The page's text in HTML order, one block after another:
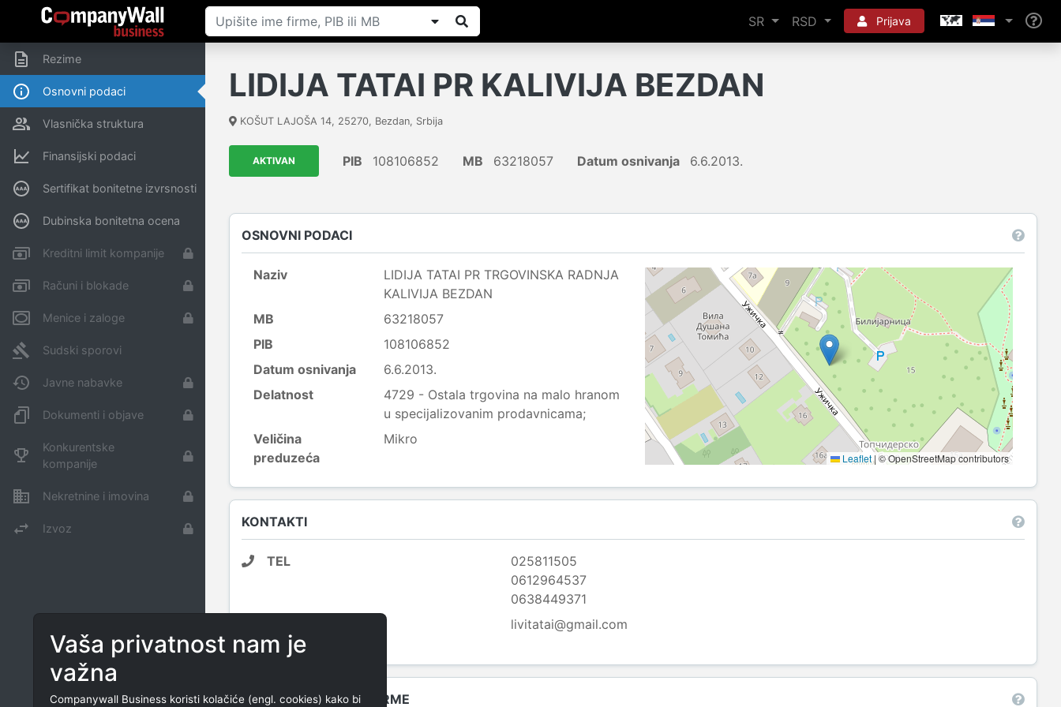
SR RSD Prijava
Rezime
Osnovni podaci
Vlasnička struktura
Finansijski podaci
Sertifikat bonitetne izvrsnosti
Dubinska bonitetna ocena
Kreditni limit kompanije
Računi i blokade
Menice i zaloge
Sudski sporovi
Javne nabavke
Dokumenti i objave
Konkurentske
kompanije
Nekretnine i imovina
Izvoz
LIDIJA TATAI PR KALIVIJA BEZDAN
KOŠUT LAJOŠA 14, 25270, Bezdan, Srbija
AKTIVAN PIB 108106852 MB 63218057 Datum osnivanja 6.6.2013.
OSNOVNI PODACI
Naziv
LIDIJA TATAI PR TRGOVINSKA RADNJA
KALIVIJA BEZDAN
MB
63218057
PIB
108106852
Datum osnivanja
6.6.2013.
Delatnost
4729 - Ostala trgovina na malo hranom
u specijalizovanim prodavnicama;
Veličina
preduzeća
Mikro
Leaflet| © OpenStreetMap contributors
KONTAKTI
TEL
025811505
0612964537
0638449371
livitatai@gmail.com
PRETHODNA IMENA FIRME
Vaša privatnost nam je
važna
Companywall Business koristi kolačiće (engl. cookies) kako bi